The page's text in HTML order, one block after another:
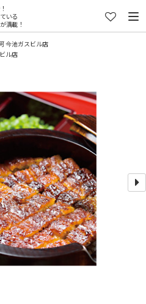
いる
満載！
今池ガスビル店
ル店